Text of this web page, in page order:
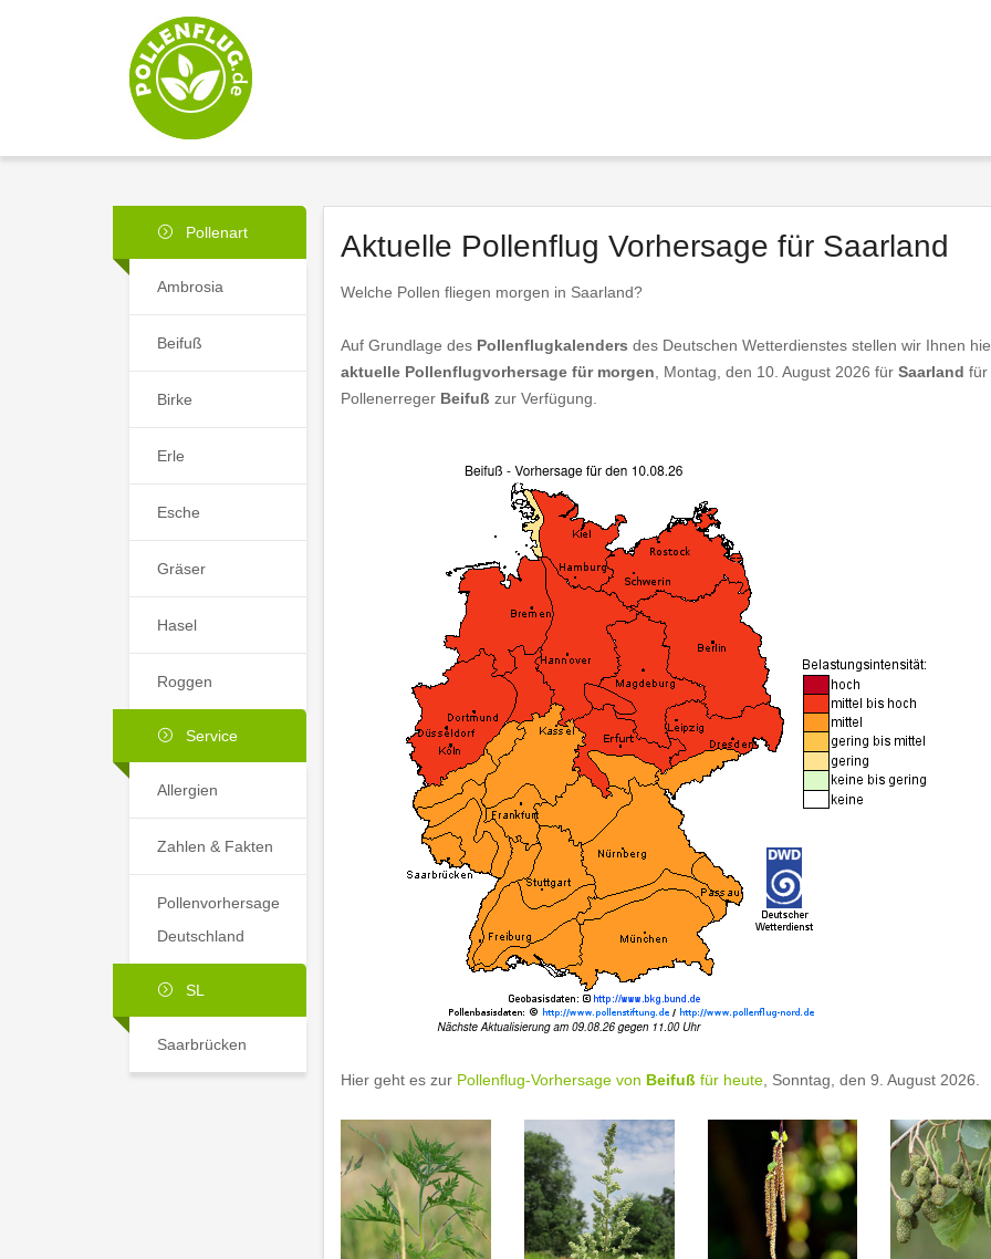
Pollenart
Ambrosia
Beifuß
Birke
Erle
Esche
Gräser
Hasel
Roggen
Service
Allergien
Zahlen & Fakten
Pollenvorhersage
Deutschland
SL
Saarbrücken
Aktuelle Pollenflug Vorhersage für Saarland
Welche Pollen fliegen morgen in Saarland?
Auf Grundlage des Pollenflugkalenders des Deutschen Wetterdienstes stellen wir Ihnen
aktuelle Pollenflugvorhersage für morgen , Montag, den 10. August 2026 für Saarland für
Pollenerreger Beifuß zur Verfügung.
Hier geht es zur Pollenflug-Vorhersage von Beifuß für heute , Sonntag, den 9. August 2026.